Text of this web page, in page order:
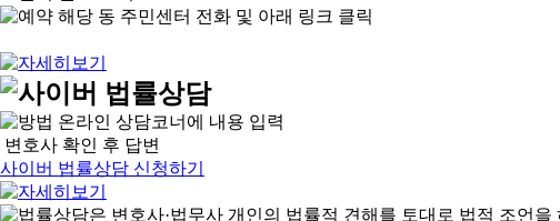
해당 동 주민센터 전화 및 아래 링크 클릭
온라인 상담코너에 내용 입력
변호사 확인 후 답변
사이버 법률상담 신청하기